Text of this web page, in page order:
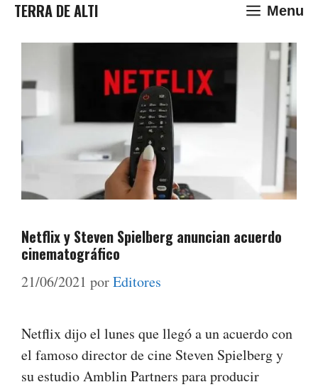
SaltarTERRA DE ALTI Menu
Netflix y Steven Spielberg anuncian acuerdo
cinematográfico
21/06/2021 porEditores
Netflix dijo el lunes que llegó a un acuerdo con
el famoso director de cine Steven Spielberg y
su estudio Amblin Partners para producir